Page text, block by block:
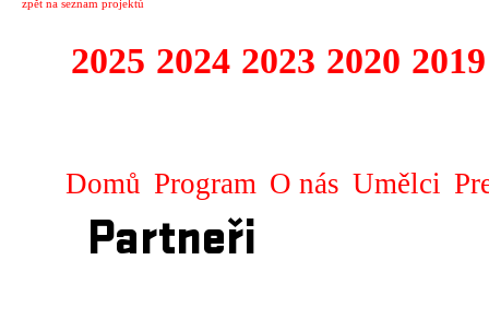
zpět na seznam projektů
2025 2024 2023 2020 2019
Domů Program O nás Umělci
Partneři